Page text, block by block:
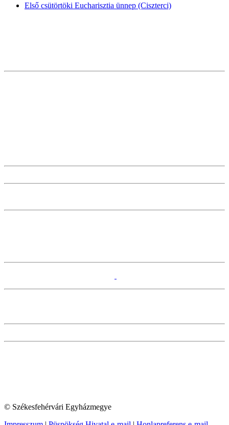
Első csütörtöki Eucharisztia ünnep (Ciszterci)
© Székesfehérvári Egyházmegye